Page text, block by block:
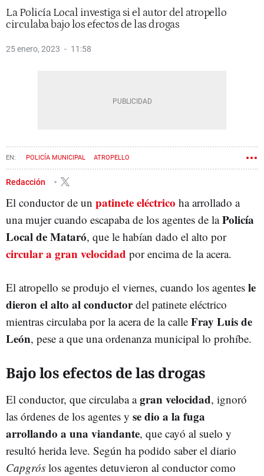
La Policía Local investiga si el autor del atropello
circulaba bajo los efectos de las drogas
25 enero, 2023 11:58
POLICÍA MUNICIPAL ATROPELLO
Redacción
El conductor de un patinete eléctrico ha arrollado a
una mujer cuando escapaba de los agentes de laPolicía
Local de Mataró, que le habían dado el alto por
circular a gran velocidad por encima de la acera.
El atropello se produjo el viernes, cuando los agentes le
dieron el alto al conductordel patinete eléctrico
mientras circulaba por la acera de la calle Fray Luis de
León, pese a que una ordenanza municipal lo prohíbe.
Bajo los efectos de las drogas
El conductor, que circulaba agran velocidad, ignoró
las órdenes de los agentes y se dio a la fuga
arrollando a una viandante, que cayó al suelo y
resultó herida leve. Según ha podido saber el diario
Capgrós los agentes detuvieron al conductor como